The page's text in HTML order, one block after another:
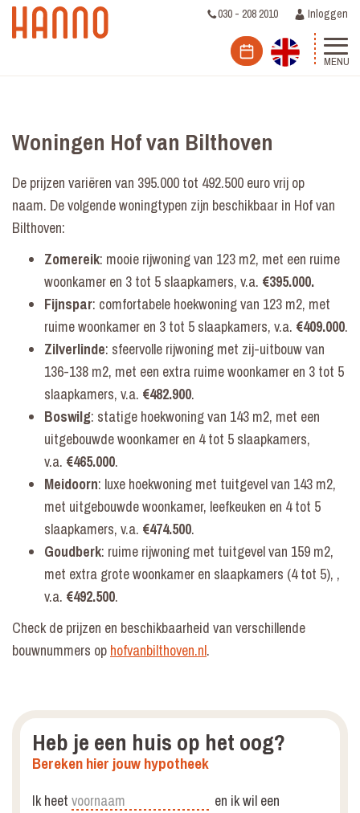
030 - 208 2010 Inloggen
MENU
Woningen Hof van Bilthoven
De prijzen variëren van 395.000 tot 492.500 euro vrij op
naam. De volgende woningtypen zijn beschikbaar in Hof van
Bilthoven:
Zomereik: mooie rijwoning van 123 m2, met een ruime
woonkamer en 3 tot 5 slaapkamers, v.a. €395.000.
Fijnspar: comfortabele hoekwoning van 123 m2, met
ruime woonkamer en 3 tot 5 slaapkamers, v.a. €409.000.
Zilverlinde: sfeervolle rijwoning met zij-uitbouw van
136-138 m2, met een extra ruime woonkamer en 3 tot 5
slaapkamers, v.a. €482.900.
Boswilg: statige hoekwoning van 143 m2, met een
uitgebouwde woonkamer en 4 tot 5 slaapkamers,
v.a. €465.000.
Meidoorn: luxe hoekwoning met tuitgevel van 143 m2,
met uitgebouwde woonkamer, leefkeuken en 4 tot 5
slaapkamers, v.a. €474.500.
Goudberk: ruime rijwoning met tuitgevel van 159 m2,
met extra grote woonkamer en slaapkamers (4 tot 5), ,
v.a. €492.500.
Check de prijzen en beschikbaarheid van verschillende
bouwnummers op hofvanbilthoven.nl.
Heb je een huis op het oog?
Bereken hier jouw hypotheek
Ik heet
en ik wil een